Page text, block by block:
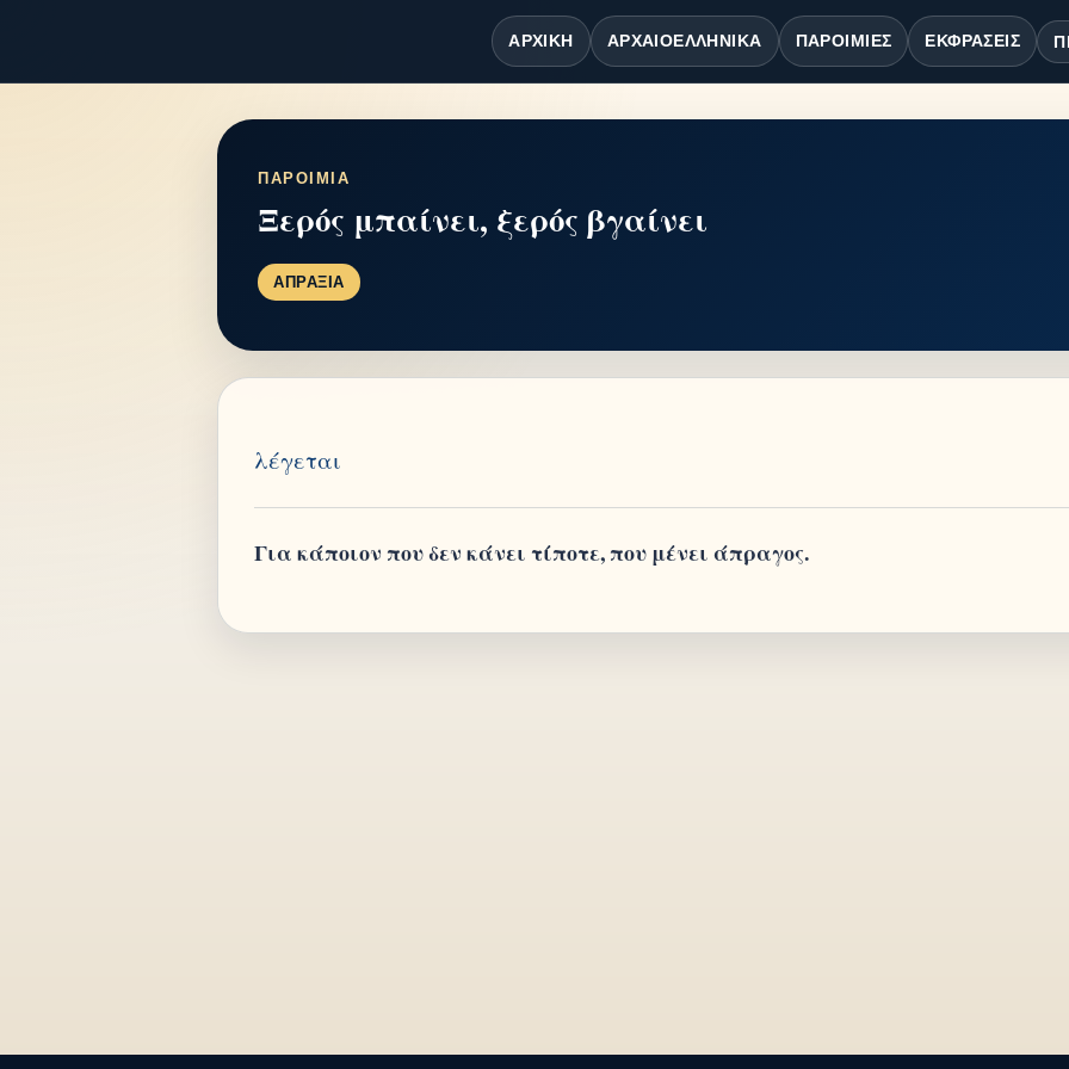
ΑΡΧΙΚΉ ΑΡΧΑΙΟΕΛΛΗΝΙΚΆ ΠΑΡΟΙΜΊΕΣ ΕΚΦΡΆΣΕΙΣ
ΠΑΡΟΙΜΙΑ
Ξερός μπαίνει, ξερός βγαίνει
ΑΠΡΑΞΙΑ
λέγεται
Για κάποιον που δεν κάνει τίποτε, που μένει άπραγος.